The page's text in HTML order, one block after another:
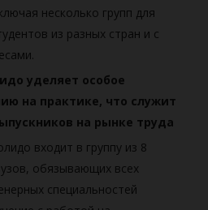
несколько групп для
из разных стран и с
уделяет особое
на практике, что служит
на рынке труда
входит в группу из 8
обязывающих всех
специальностей